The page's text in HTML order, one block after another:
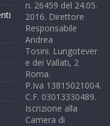
n. 26459 del 24.05.
2016. Direttore
Responsabile
Andrea
Tosini. Lungotever
e dei Vallati, 2
Roma.
P.Iva 13815021004.
C.F. 03013330489.
Iscrizione alla
Camera di